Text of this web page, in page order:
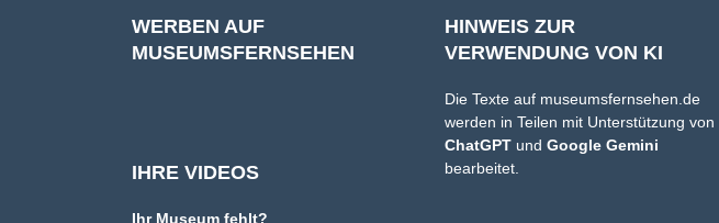
WERBEN AUF
MUSEUMSFERNSEHEN
IHRE VIDEOS
Ihr Museum fehlt?
HINWEIS ZUR
VERWENDUNG VON KI
Die Texte auf museumsfernsehen.de
werden in Teilen mit Unterstützung von
ChatGPT und Google Gemini
bearbeitet.